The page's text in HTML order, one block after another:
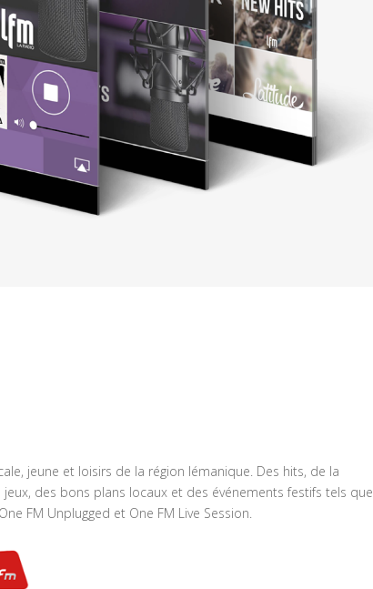
jeune et loisirs de la région lémanique. Des hits, de la
des bons plans locaux et des événements festifs tels que
FM Unplugged et One FM Live Session.